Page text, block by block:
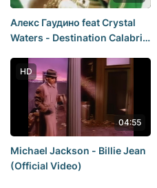
Алекс Гаудино feat Crystal
Waters - Destination Calabria
HD
04:55
Michael Jackson - Billie Jean
(Official Video)